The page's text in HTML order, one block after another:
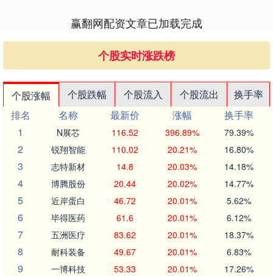
赢翻网配资文章已加载完成
个股实时涨跌榜
个股涨幅 个股跌幅 个股流入 个股流出
换手率
排名
名称 最新价 涨幅
换手率
1
N展芯 116.52 396.89% 79.39%
2 锐翔智能 110.02 20.21% 16.80%
3 志特新材 14.8 20.03% 14.18%
4 博腾股份 20.44 20.02% 14.77%
5 近岸蛋白 46.72 20.01% 5.62%
6 毕得医药 61.6 20.01% 6.12%
7 五洲医疗 83.62 20.01% 18.37%
8 耐科装备 49.67 20.01% 6.83%
9 一博科技 53.33 20.01% 17.26%